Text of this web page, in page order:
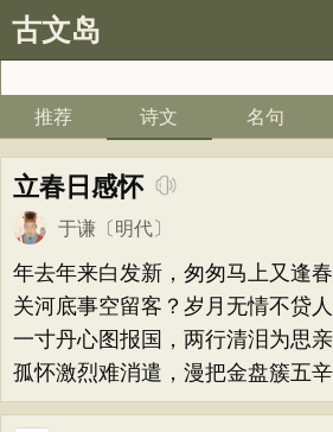
古文岛
推荐 诗文 名句
立春日感怀
于谦 〔明代〕
年去年来白发新，匆匆马上又逢春
关河底事空留客？岁月无情不贷人
一寸丹心图报国，两行清泪为思亲
孤怀激烈难消遣，漫把金盘簇五辛